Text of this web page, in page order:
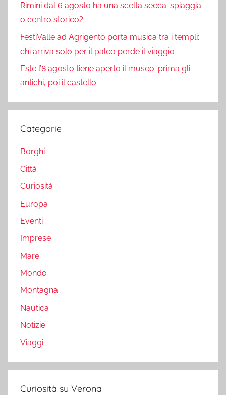
Rimini dal 6 agosto ha una scelta secca: spiaggia
o centro storico?
FestiValle ad Agrigento porta musica tra i templi:
chi arriva solo per il palco perde il viaggio
Este l’8 agosto tiene aperto il museo: prima gli
antichi, poi il castello
Categorie
Borghi
Città
Curiosità
Europa
Eventi
Imprese
Mare
Mondo
Montagna
Nautica
Notizie
Viaggi
Curiosità su Verona